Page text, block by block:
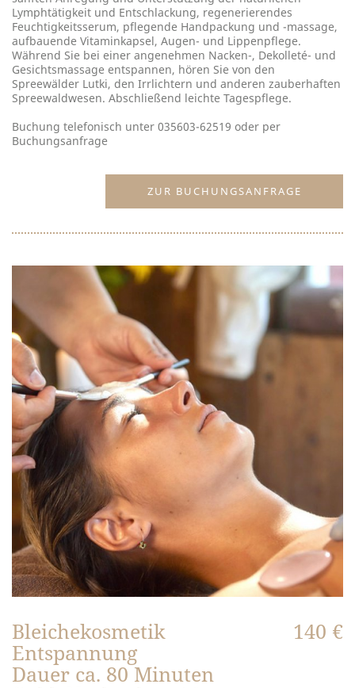
Lymphtätigkeit und Entschlackung, regenerierendes
Feuchtigkeitsserum, pflegende Handpackung und -massage,
aufbauende Vitaminkapsel, ­Augen- und Lippenpflege.
Während Sie bei einer angenehmen ­Nacken-, Dekolleté- und
Gesichtsmassage entspannen, hören Sie von den
Spreewälder Lutki, den Irrlichtern und anderen zauberhaften
Spreewaldwesen. Abschließend leichte Tagespflege.
Buchung telefonisch unter 035603-62519 oder per
Buchungsanfrage
ZUR BUCHUNGSANFRAGE
Bleichekosmetik
Entspannung
Dauer ca. 80 Minuten
140 €